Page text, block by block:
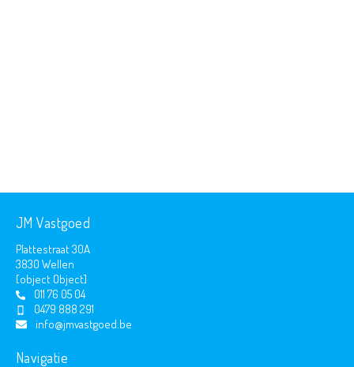
JM Vastgoed
Plattestraat 30A
3830 Wellen
[object Object]
011 76 05 04
0479 888 291
info@jmvastgoed.be
Navigatie